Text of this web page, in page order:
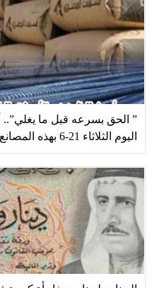
” الحق بسرعه قبل ما يغلي”..
اليوم الثلاثاء 21-6 بهذه المصانع بدون مشال